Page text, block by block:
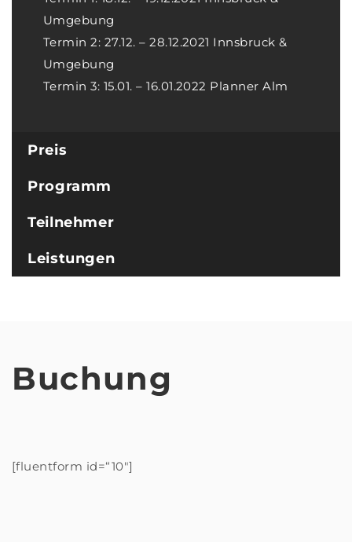
Umgebung
Termin 2: 27.12. – 28.12.2021 Innsbruck &
Umgebung
Termin 3: 15.01. – 16.01.2022 Planner Alm
Preis
Programm
Teilnehmer
Leistungen
Buchung
[fluentform id=“10″]
accept the privacy
rules of this site